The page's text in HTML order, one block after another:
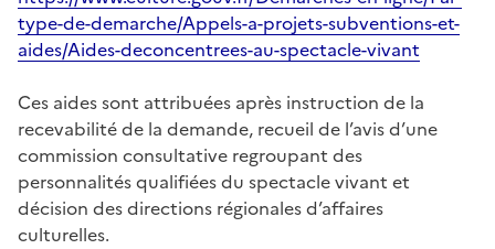
type-de-demarche/Appels-a-projets-subventions-et-
aides/Aides-deconcentrees-au-spectacle-vivant
Ces aides sont attribuées après instruction de la
recevabilité de la demande, recueil de l’avis d’une
commission consultative regroupant des
personnalités qualifiées du spectacle vivant et
décision des directions régionales d’affaires
culturelles.